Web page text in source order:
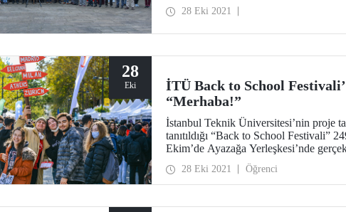
28 Eki 2021
28
Eki
İTÜ Back to School
“Merhaba!”
İstanbul Teknik Üniversitesi’nin proje
tanıtıldığı “Back to School Festivali”
Ekim’de Ayazağa Yerleşkesi’nde
28 Eki 2021 Öğrenci